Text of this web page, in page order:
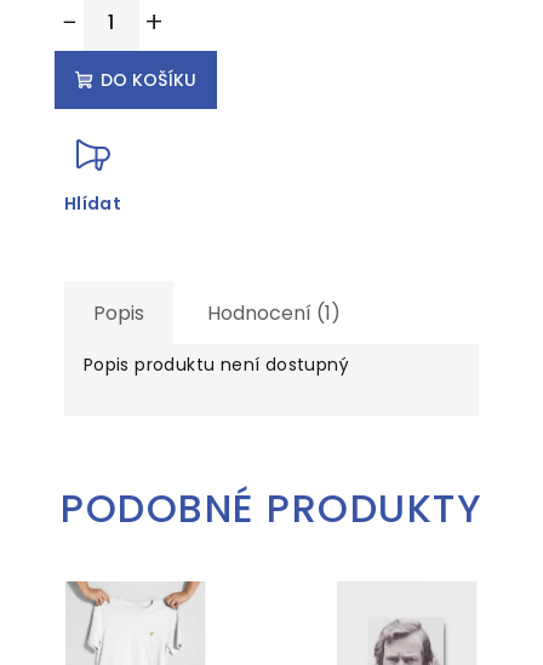
cena:
+
−
DO KOŠÍKU
Hlídat
Popis Hodnocení (1)
Popis produktu není dostupný
PODOBNÉ PRODUKTY